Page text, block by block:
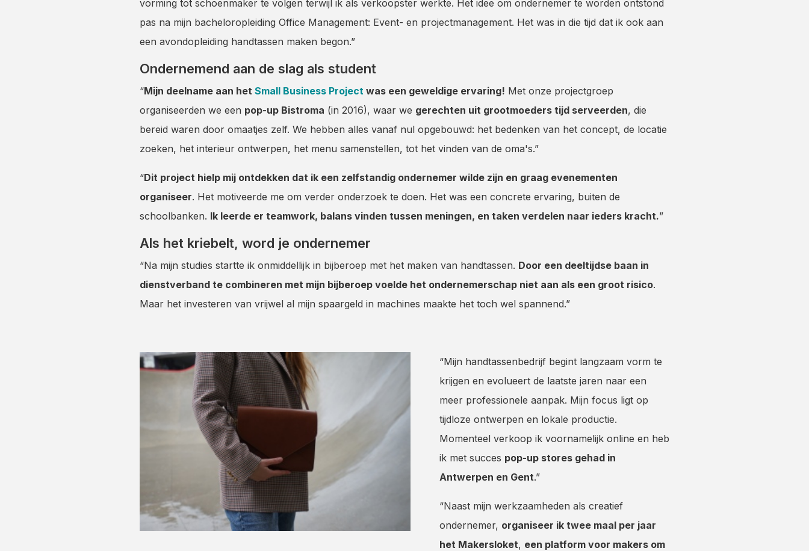
vorming tot schoenmaker te volgen terwijl ik als verkoopster werkte. Het idee om ondernemer te worden ontstond
pas na mijn bacheloropleiding Office Management: Event- en projectmanagement. Het was in die tijd dat ik ook aan
een avondopleiding handtassen maken begon.”
Ondernemend aan de slag als student
“Mijn deelname aan het Small Business Project was een geweldige ervaring! Met onze projectgroep
organiseerden we een pop-up Bistroma (in 2016), waar we gerechten uit grootmoeders tijd serveerden, die
bereid waren door omaatjes zelf. We hebben alles vanaf nul opgebouwd: het bedenken van het concept, de locatie
zoeken, het interieur ontwerpen, het menu samenstellen, tot het vinden van de oma's.”
“Dit project hielp mij ontdekken dat ik een zelfstandig ondernemer wilde zijn en graag evenementen
organiseer. Het motiveerde me om verder onderzoek te doen. Het was een concrete ervaring, buiten de
schoolbanken. Ik leerde er teamwork, balans vinden tussen meningen, en taken verdelen naar ieders kracht.”
Als het kriebelt, word je ondernemer
“Na mijn studies startte ik onmiddellijk in bijberoep met het maken van handtassen. Door een deeltijdse baan in
dienstverband te combineren met mijn bijberoep voelde het ondernemerschap niet aan als een groot risico.
Maar het investeren van vrijwel al mijn spaargeld in machines maakte het toch wel spannend.”
“Mijn handtassenbedrijf begint langzaam vorm te
krijgen en evolueert de laatste jaren naar een
meer professionele aanpak. Mijn focus ligt op
tijdloze ontwerpen en lokale productie.
Momenteel verkoop ik voornamelijk online en heb
ik met succes pop-up stores gehad in
Antwerpen en Gent.”
“Naast mijn werkzaamheden als creatief
ondernemer, organiseer ik twee maal per jaar
het Makersloket, een platform voor makers om